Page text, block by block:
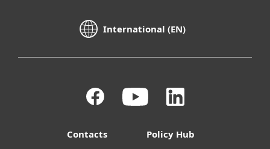
International (EN)
Contacts
Policy Hub